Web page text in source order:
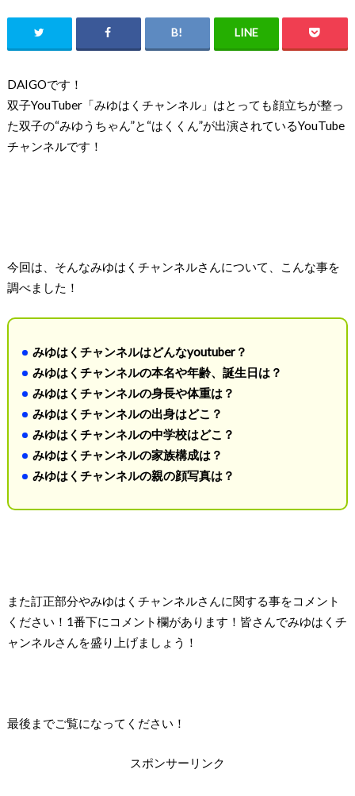
DAIGOです！
双子YouTuber「みゆはくチャンネル」はとっても顔立ちが整っ
た双子の“みゆうちゃん”と “はくくん”が出演されているYouTube
チャンネルです！
今回は、そんなみゆはくチャンネルさんについて、こんな事を
調べました！
みゆはくチャンネルはどんなyoutuber？
みゆはくチャンネルの本名や年齢、誕生日は？
みゆはくチャンネルの身長や体重は？
みゆはくチャンネルの出身はどこ？
みゆはくチャンネルの中学校はどこ？
みゆはくチャンネルの家族構成は？
みゆはくチャンネルの親の顔写真は？
また訂正部分やみゆはくチャンネルさんに関する事をコメント
ください！1番下にコメント欄があります！皆さんでみゆはくチ
ャンネルさんを盛り上げましょう！
最後までご覧になってください！
スポンサーリンク